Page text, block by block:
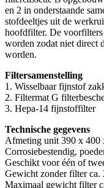
en 2 in onderstaande
stofdeeltjes uit de
hoofdfilter. De
worden zodat niet direct
worden.
Filtersamenstelling
1. Wisselbaar fijnstof
2. Filtermat G
3. Hepa-14 fijnstoffilter
Technische gegevens
Afmeting unit 390 x 400
Corrosiebestendig,
Geschikt voor één of
Gewicht zonder filter ca.
Maximaal gewicht filter